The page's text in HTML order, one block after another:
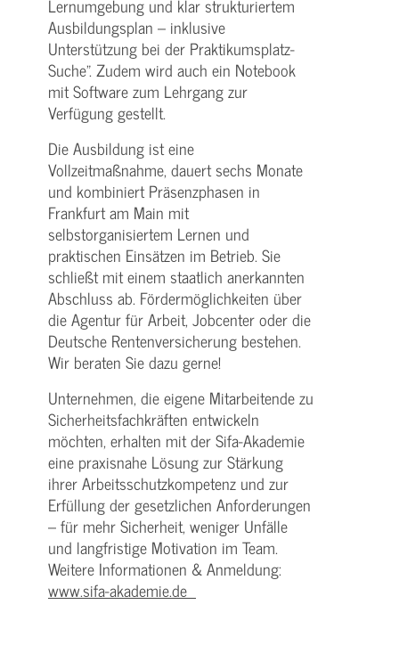
Lernumgebung und klar strukturiertem
Ausbildungsplan – inklusive
Unterstützung bei der Praktikumsplatz-
Suche". Zudem wird auch ein Notebook
mit Software zum Lehrgang zur
Verfügung gestellt.
Die Ausbildung ist eine
Vollzeitmaßnahme, dauert sechs Monate
und kombiniert Präsenzphasen in
Frankfurt am Main mit
selbstorganisiertem Lernen und
praktischen Einsätzen im Betrieb. Sie
schließt mit einem staatlich anerkannten
Abschluss ab. Fördermöglichkeiten über
die Agentur für Arbeit, Jobcenter oder die
Deutsche Rentenversicherung bestehen.
Wir beraten Sie dazu gerne!
Unternehmen, die eigene Mitarbeitende zu
Sicherheitsfachkräften entwickeln
möchten, erhalten mit der Sifa-Akademie
eine praxisnahe Lösung zur Stärkung
ihrer Arbeitsschutzkompetenz und zur
Erfüllung der gesetzlichen Anforderungen
– für mehr Sicherheit, weniger Unfälle
und langfristige Motivation im Team.
Weitere Informationen & Anmeldung:
www.sifa-akademie.de